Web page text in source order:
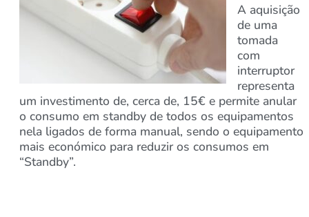
A aquisição
de uma
tomada
com
interruptor
representa
um investimento de, cerca de, 15€ e permite anular
o consumo em standby de todos os equipamentos
nela ligados de forma manual, sendo o equipamento
mais económico para reduzir os consumos em
“Standby”.